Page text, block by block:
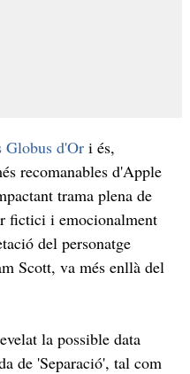
Globus d'Ori és,
recomanables d'Apple
trama plena de
fictici i emocionalment
del personatge
Scott, va més enllà del
la possible data
de 'Separació', tal com